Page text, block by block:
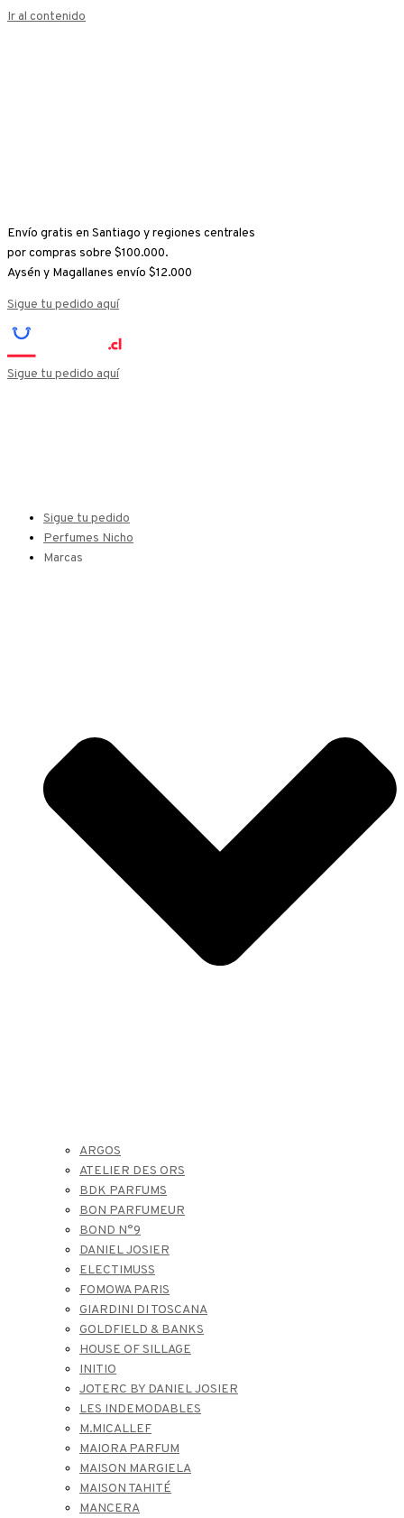
Ir al contenido
Envío gratis en Santiago y regiones centrales
por compras sobre $100.000.
Aysén y Magallanes envío $12.000
Sigue tu pedido aquí
Sigue tu pedido aquí
Sigue tu pedido
Perfumes Nicho
Marcas
ARGOS
ATELIER DES ORS
BDK PARFUMS
BON PARFUMEUR
BOND N°9
DANIEL JOSIER
ELECTIMUSS
FOMOWA PARIS
GIARDINI DI TOSCANA
GOLDFIELD & BANKS
HOUSE OF SILLAGE
INITIO
JOTERC BY DANIEL JOSIER
LES INDEMODABLES
M.MICALLEF
MAIORA PARFUM
MAISON MARGIELA
MAISON TAHITÉ
MANCERA